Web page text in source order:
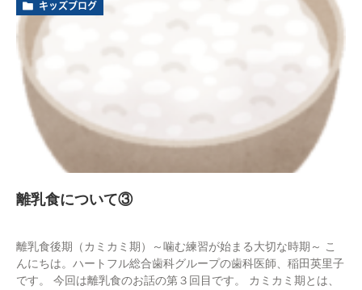
キッズブログ
離乳食について③
離乳食後期（カミカミ期）～噛む練習が始まる大切な時期～ こ
んにちは。ハートフル総合歯科グループの歯科医師、稲田英里子
です。 今回は離乳食のお話の第３回目です。 カミカミ期とは、